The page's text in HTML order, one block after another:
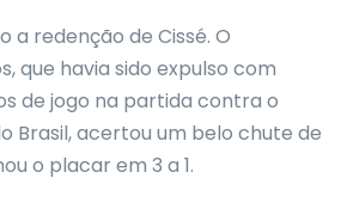
a redenção de Cissé. O
que havia sido expulso com
de jogo na partida contra o
Brasil, acertou um belo chute de
o placar em 3 a 1.